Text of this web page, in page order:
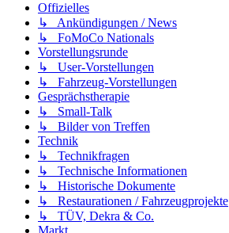
Offizielles
↳ Ankündigungen / News
↳ FoMoCo Nationals
Vorstellungsrunde
↳ User-Vorstellungen
↳ Fahrzeug-Vorstellungen
Gesprächstherapie
↳ Small-Talk
↳ Bilder von Treffen
Technik
↳ Technikfragen
↳ Technische Informationen
↳ Historische Dokumente
↳ Restaurationen / Fahrzeugprojekte
↳ TÜV, Dekra & Co.